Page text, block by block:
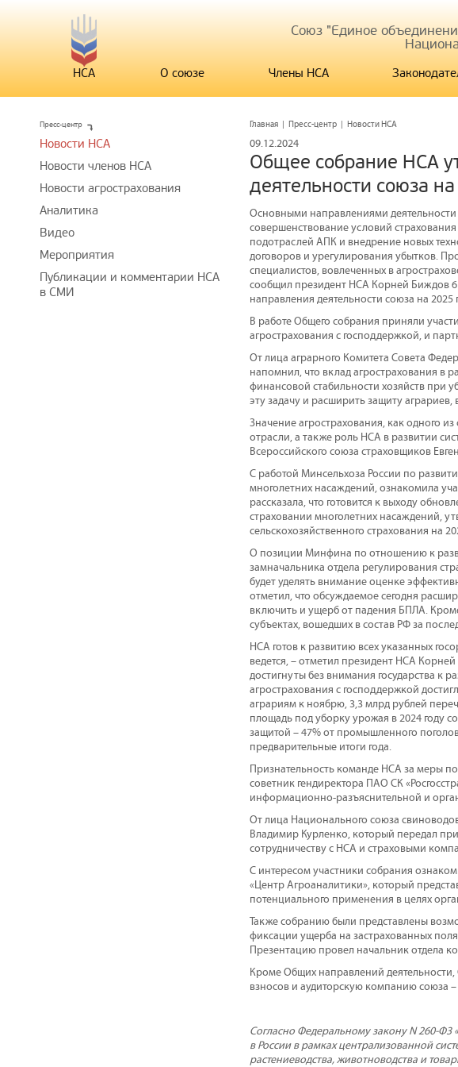
Союз "Единое
НСА О союзе Члены НСА
Главная | Пресс-центр | Новости НСА
09.12.2024
Общее собрание НСА
деятельности союза
Основными направлениями
совершенствование условий
подотраслей АПК и внедрение новых
договоров и урегулирования убытков.
специалистов, вовлеченных в
сообщил президент НСА Корней Биждов
направления деятельности союза на 2025
В работе Общего собрания приняли
агрострахования с господдержкой, и
От лица аграрного Комитета Совета
напомнил, что вклад агрострахования в
финансовой стабильности хозяйств при
эту задачу и расширить защиту
Значение агрострахования, как одного
отрасли, а также роль НСА в развитии
Всероссийского союза страховщиков
С работой Минсельхоза России по
многолетних насаждений, ознакомила
рассказала, что готовится к выходу
страховании многолетних насаждений,
сельскохозяйственного страхования на
О позиции Минфина по отношению к
замначальника отдела регулирования
будет уделять внимание оценке
отметил, что обсуждаемое сегодня
включить и ущерб от падения БПЛА.
субъектах, вошедших в состав РФ за
НСА готов к развитию всех указанных
ведется, – отметил президент НСА
достигнуты без внимания государства к
агрострахования с господдержкой
аграриям к ноябрю, 3,3 млрд рублей
площадь под уборку урожая в 2024 году
защитой – 47% от промышленного
предварительные итоги года.
Признательность команде НСА за меры
советник гендиректора ПАО СК
информационно-разъяснительной и
От лица Национального союза
Владимир Курленко, который передал
сотрудничеству с НСА и страховыми
С интересом участники собрания
«Центр Агроаналитики», который
потенциального применения в целях
Также собранию были представлены
фиксации ущерба на застрахованных
Презентацию провел начальник отдела
Кроме Общих направлений
взносов и аудиторскую компанию союза
Согласно Федеральному закону N 260-Ф3
в России в рамках централизованной
растениеводства, животноводства и
Пресс-центр
Новости НСА
Новости членов НСА
Новости агрострахования
Аналитика
Видео
Мероприятия
Публикации и комментарии НСА
в СМИ